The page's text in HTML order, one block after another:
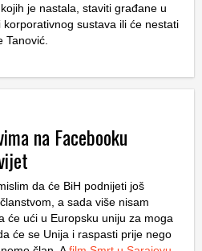
je nastala, staviti građane u
sustava ili će nestati
Tanović.
na Facebooku
da će BiH podnijeti još
a sada više nisam
će ući u Europsku uniju za moga
će se Unija i raspasti prije nego